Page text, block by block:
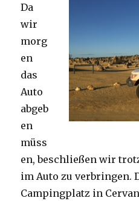
Da
wir
morg
en
das
Auto
abgeb
en
müss
en, beschließen wir
im Auto zu verbringen.
Campingplatz in